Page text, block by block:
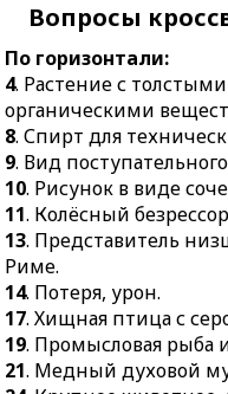
инструмент.
24.Крупное животное,
распространённое в
северных регионах
Евразии и Северной
Америки.
25.Аппарат для сушки
волос.
26.Большая, глубокая,
длинная рытвина.
28.Промежуток
времени.
29.Роман Ф. М.
Вопросы
По горизонтали:
4. Растение с
органическими
8. Спирт для
9. Вид
10. Рисунок в виде
11. Колёсный
13. Представитель
Риме.
14. Потеря, урон.
17. Хищная птица с
19. Промысловая рыба
21. Медный духовой